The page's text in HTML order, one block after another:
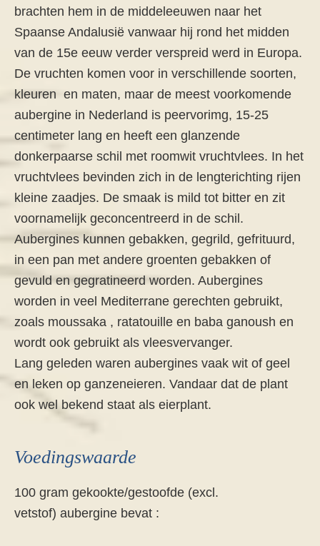
brachten hem in de middeleeuwen naar het
Spaanse Andalusië vanwaar hij rond het midden
van de 15e eeuw verder verspreid werd in Europa.
De vruchten komen voor in verschillende soorten,
kleuren en maten, maar de meest voorkomende
aubergine in Nederland is peervorimg, 15-25
centimeter lang en heeft een glanzende
donkerpaarse schil met roomwit vruchtvlees. In het
vruchtvlees bevinden zich in de lengterichting rijen
kleine zaadjes. De smaak is mild tot bitter en zit
voornamelijk geconcentreerd in de schil.
Aubergines kunnen gebakken, gegrild, gefrituurd,
in een pan met andere groenten gebakken of
gevuld en gegratineerd worden. Aubergines
worden in veel Mediterrane gerechten gebruikt,
zoals moussaka , ratatouille en baba ganoush en
wordt ook gebruikt als vleesvervanger.
Lang geleden waren aubergines vaak wit of geel
en leken op ganzeneieren. Vandaar dat de plant
ook wel bekend staat als eierplant.
Voedingswaarde
100 gram gekookte/gestoofde (excl.
vetstof) aubergine bevat :